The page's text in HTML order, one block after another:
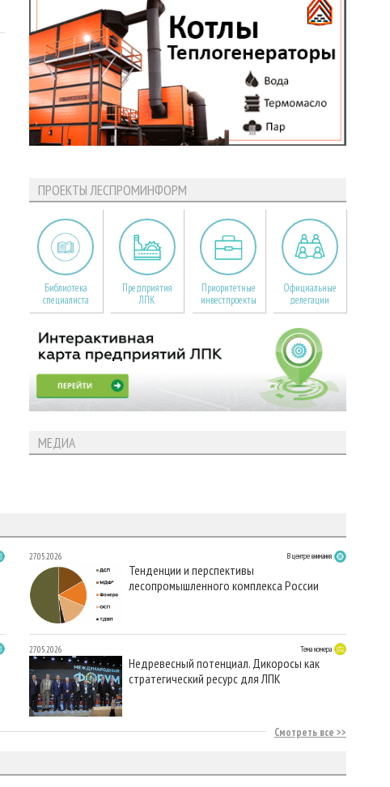
ПРОЕКТЫ ЛЕСПРОМИНФОРМ
Библиотека
специалиста
Предприятия
ЛПК
Приоритетные
инвестпроекты
Официальные
делегации
МЕДИА
27.05.2026 В центре внимания
Тенденции и перспективы
лесопромышленного комплекса России
27.05.2026 Тема номера
Недревесный потенциал. Дикоросы как
стратегический ресурс для ЛПК
Смотреть все